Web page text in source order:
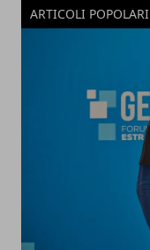
ARTICOLI POPOLARI